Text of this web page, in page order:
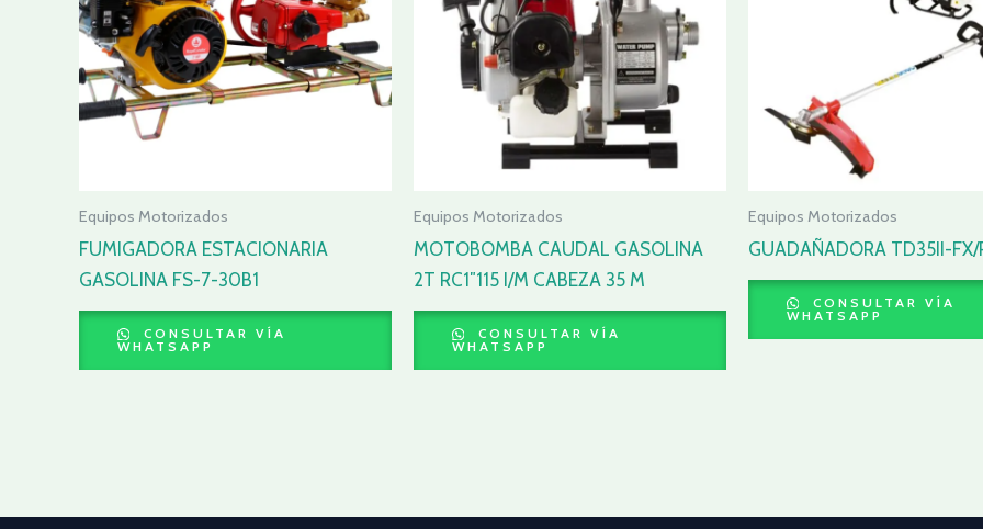
Equipos Motorizados
FUMIGADORA ESTACIONARIA
GASOLINA FS-7-30B1
CONSULTAR VÍA
WHATSAPP
Equipos Motorizados
MOTOBOMBA CAUDAL GASOLINA
2T RC1″115 I/M CABEZA 35 M
CONSULTAR VÍA
WHATSAPP
Equipos Motorizados
GUADAÑADORA TD35II-FX/
CONSULTAR VÍA
WHATSAPP